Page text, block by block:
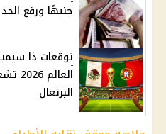
جنيهًا ورفع الحد
توقعات ذا
البرتغال